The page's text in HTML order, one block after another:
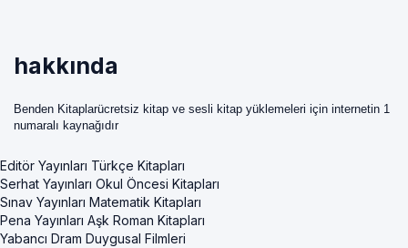
hakkında
Benden Kitaplarücretsiz kitap ve sesli kitap yüklemeleri için internetin 1
numaralı kaynağıdır
Editör Yayınları Türkçe Kitapları
Serhat Yayınları Okul Öncesi Kitapları
Sınav Yayınları Matematik Kitapları
Pena Yayınları Aşk Roman Kitapları
Yabancı Dram Duygusal Filmleri